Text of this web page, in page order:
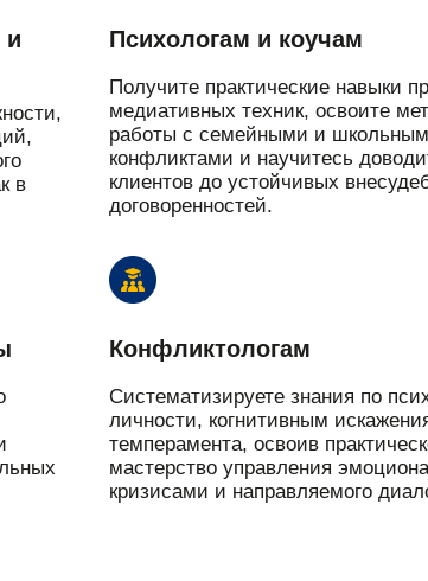
и
в
Психологам и коучам
Получите практические навыки
медиативных техник, освоите
работы с семейными и
конфликтами и научитесь
клиентов до устойчивых
договоренностей.
Конфликтологам
Систематизируете знания по
личности, когнитивным
темперамента, освоив
мастерство управления
кризисами и направляемого